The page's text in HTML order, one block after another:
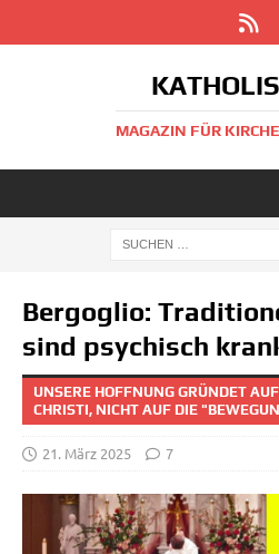
MAGAZIN FÜR
Bergoglio:
sind psychisch
UNSERE HOFFNUNG GRÜNDET AUF
HRISTI, NICHT AUF DIE
21. März 2025 7